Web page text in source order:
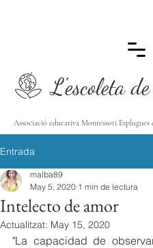
Associació educativa Montessori Esplugues
L'escoleta
Entrada
Intelecto de amor
malba89
May 5, 2020 1 min de lectura
Actualitzat: May 15, 2020
"La capacidad de